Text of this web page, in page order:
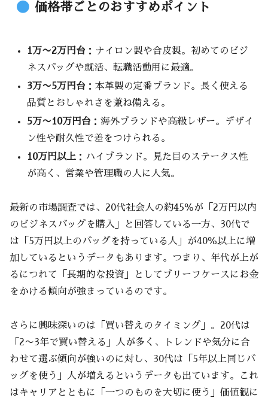
価格帯ごとのおすすめポイント
1万〜2万円台 ：ナイロン製や合皮製。初めてのビジ
ネスバッグや就活、転職活動用に最適。
3万〜5万円台 ：本革製の定番ブランド。長く使える
品質とおしゃれさを兼ね備える。
5万〜10万円台 ：海外ブランドや高級レザー。デザイ
ン性や耐久性で差をつけられる。
10万円以上 ：ハイブランド。見た目のステータス性
が高く、営業や管理職の人に人気。
最新の市場調査では、20代社会人の約45％が「2万円以内
のビジネスバッグを購入」と回答している一方、30代で
は「5万円以上のバッグを持っている人」が40％以上に増
加しているというデータもあります。つまり、年代が上が
るにつれて「長期的な投資」としてブリーフケースにお金
をかける傾向が強まっているのです。
さらに興味深いのは「買い替えのタイミング」。20代は
「2〜3年で買い替える」人が多く、トレンドや気分に合
わせて選ぶ傾向が強いのに対し、30代は「5年以上同じバ
ッグを使う」人が増えるというデータも出ています。これ
はキャリアとともに「一つのものを大切に使う」価値観に